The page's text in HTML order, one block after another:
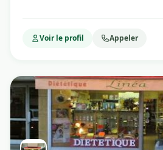
Voir le profil Appeler